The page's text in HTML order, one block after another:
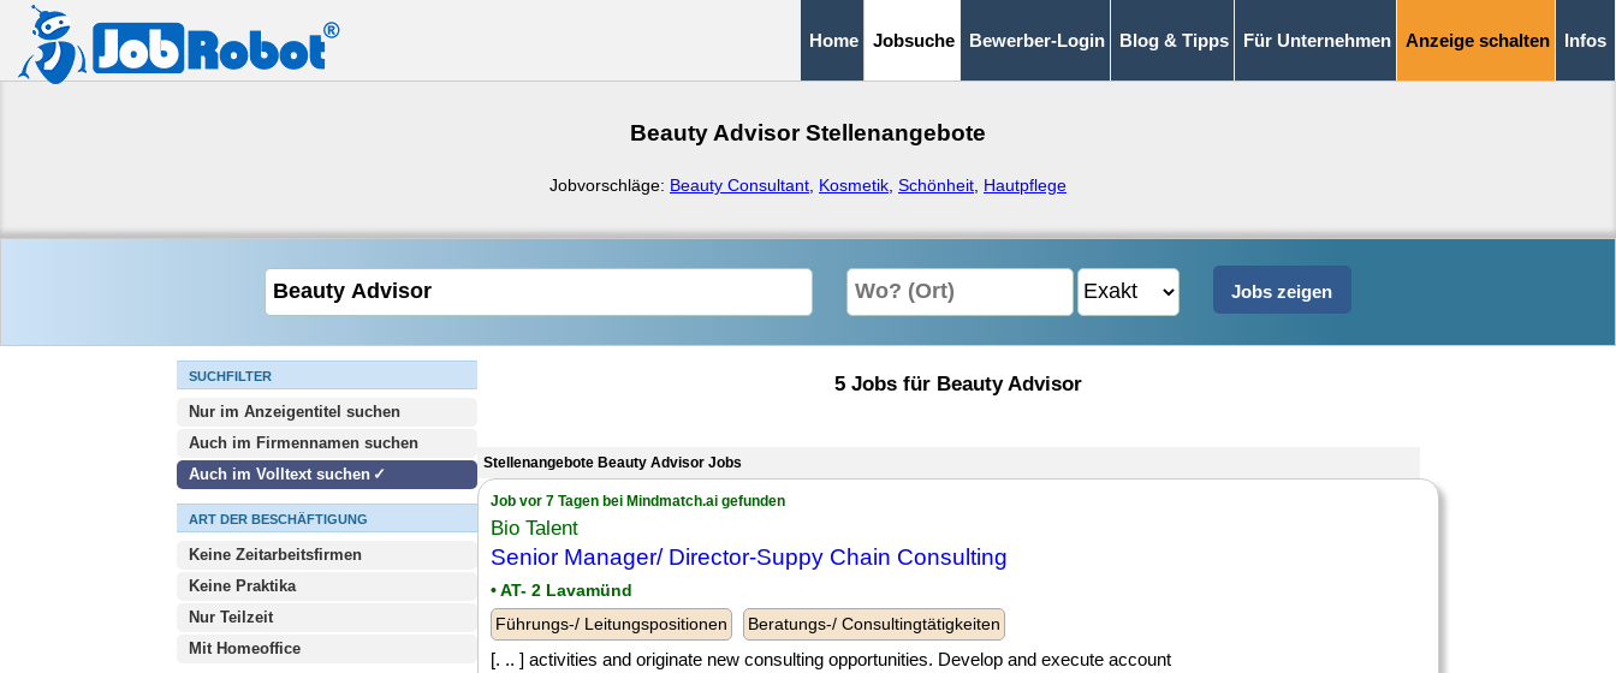
Home Jobsuche Bewerber-Login Blog & Tipps Für Unternehmen Anzeige schalten Infos
Beauty Advisor Stellenangebote
Jobvorschläge: Beauty Consultant Kosmetik Schönheit Hautpflege
SUCHFILTER
Nur im Anzeigentitel suchen
Auch im Firmennamen suchen
Auch im Volltext suchen
ART DER BESCHÄFTIGUNG
Keine Zeitarbeitsfirmen
Keine Praktika
Nur Teilzeit
Mit Homeoffice
5 Jobs für Beauty Advisor
Stellenangebote Beauty Advisor Jobs
Job vor 7 Tagen bei Mindmatch.ai gefunden
Bio Talent
Senior Manager/ Director-Suppy Chain Consulting
• AT- 2 Lavamünd
Führungs-/ Leitungspositionen
Beratungs-/ Consultingtätigkeiten
[. .. ] activities and originate new consulting opportunities. Develop and execute account